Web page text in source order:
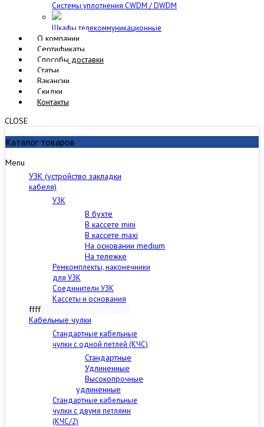
Cистемы уплотнения CWDM / DWDM
Шкафы телекоммуникационные
О компании
Сертификаты
Способы доставки
Статьи
Вакансии
Скидки
Контакты
CLOSE
Каталог товаров
Menu
УЗК (устройство закладки
кабеля)
УЗК
В бухте
В кассете mini
В кассете maxi
На основании medium
На тележке
Ремкомплекты, наконечники
для УЗК
Соединители УЗК
Кассеты и основания
ffff
Кабельные чулки
Стандартные кабельные
чулки c одной петлей (КЧС)
Стандартные
Удлиненные
Высокопрочные
удлиненные
Стандартные кабельные
чулки с двумя петлями
(КЧС/2)